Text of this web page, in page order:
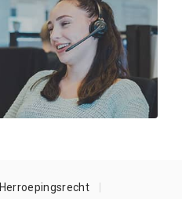
Herroepingsrecht